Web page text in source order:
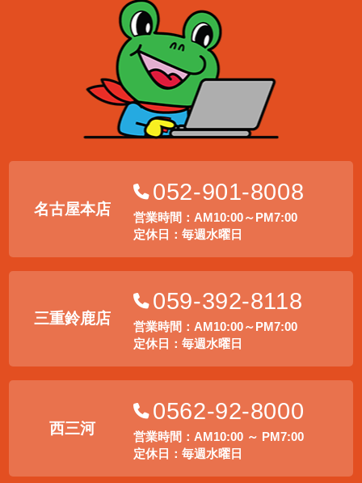
名古屋本店
052-901-8008
営業時間：AM10:00～PM7:00
定休日：毎週水曜日
三重鈴鹿店
059-392-8118
営業時間：AM10:00～PM7:00
定休日：毎週水曜日
西三河
0562-92-8000
営業時間：AM10:00 ～ PM7:00
定休日：毎週水曜日